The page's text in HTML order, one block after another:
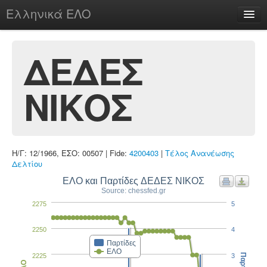
Ελληνικά ΕΛΟ
chesstu.be @ discord
Login
ΔΕΔΕΣ
ΝΙΚΟΣ
Η/Γ: 12/1966, ΕΣΟ: 00507 | Fide: 4200403 | Τέλος Ανανέωσης
Δελτίου
ΕΛΟ και Παρτίδες ΔΕΔΕΣ ΝΙΚΟΣ
Source: chessfed.gr
Παρτίδες
ΕΛΟ
2225
2250
2275
3
4
5